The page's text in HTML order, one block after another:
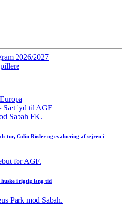
2026/2027
Sæt lyd til AGF
tur, Colin Rösler og evaluering af sejren i
i rigtig lang tid